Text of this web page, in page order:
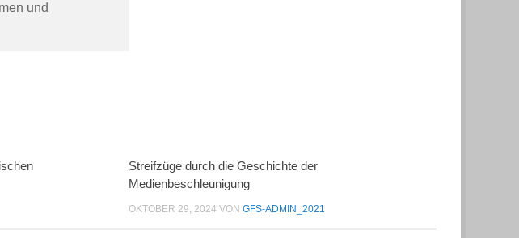
und
Streifzüge durch die Geschichte der
Medienbeschleunigung
OKTOBER 29, 2024 VONGFS-ADMIN_2021